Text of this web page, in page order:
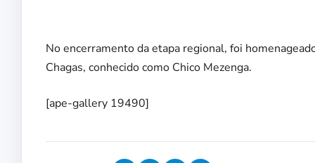
No encerramento da etapa regional, foi
Chagas, conhecido como Chico Mezenga.
[ape-gallery 19490]